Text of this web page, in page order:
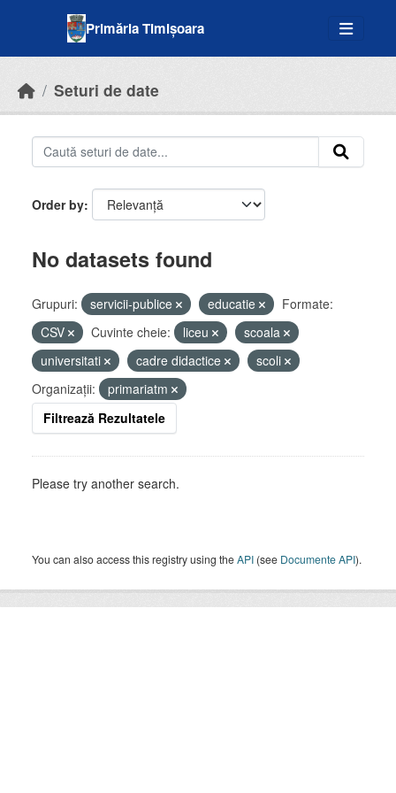
Primăria Timișoara
Seturi de date
Order by
No datasets found
Grupuri: servicii-publice educatie
Formate:
CSV
Cuvinte cheie: liceu
scoala
universitati
cadre didactice
scoli
Organizații:
primariatm
Filtrează Rezultatele
Please try another search.
You can also access this registry using theAPI (see Documente API).